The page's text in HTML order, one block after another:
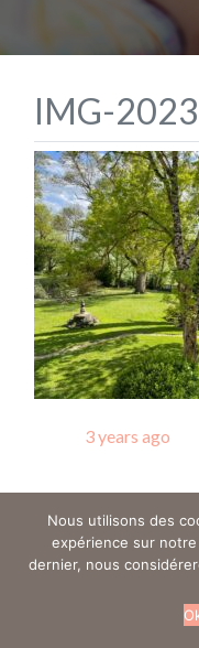
IMG-
Posted
3 years ago
Trouver un ostéo en
Nous utilisons des
expérience sur
dernier, nous